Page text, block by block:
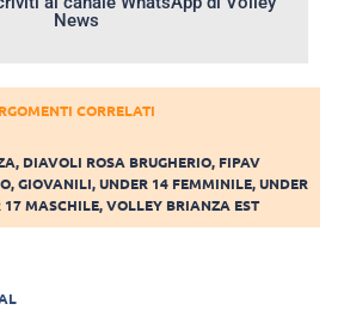
News
CORRELATI
, DIAVOLI ROSA BRUGHERIO, FIPAV
,GIOVANILI,UNDER 14 FEMMINILE,UNDER
17 MASCHILE,VOLLEY BRIANZA EST